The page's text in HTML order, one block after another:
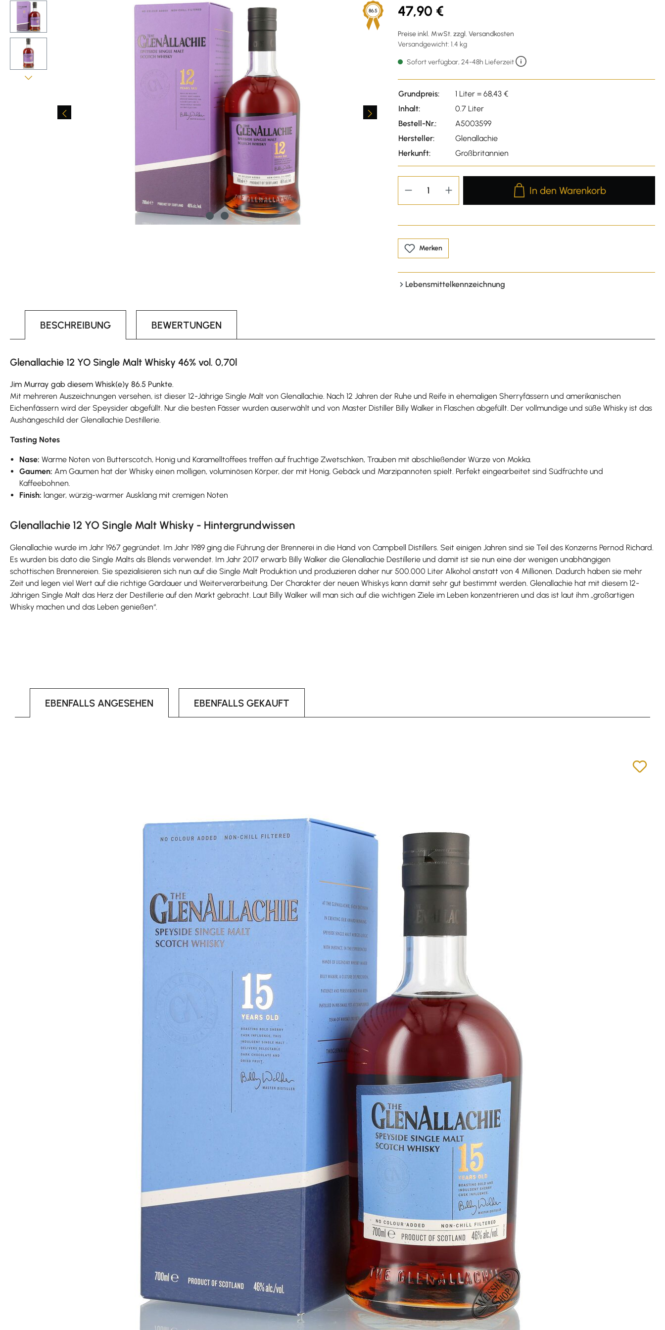
Bildergalerie überspringen
86.5 47,90 €
Preise inkl. MwSt. zzgl. Versandkosten
Versandgewicht: 1.4 kg
Sofort verfügbar, 24-48h Lieferzeit
Grundpreis:
1 Liter = 68,43 €
Inhalt:
0.7 Liter
Bestell-Nr.:
A5003599
Hersteller:
Glenallachie
Herkunft:
Großbritannien
Produkt Anzahl: Gib den
In den Warenkorb
Merken
Lebensmittelkennzeichnung
BESCHREIBUNG BEWERTUNGEN
Glenallachie 12 YO Single Malt Whisky 46% vol. 0,70l
Jim Murray gab diesem Whisk(e)y 86.5 Punkte.
Mit mehreren Auszeichnungen versehen, ist dieser 12-Jährige Single Malt von Glenallachie. Nach 12 Jahren der Ruhe und Reife in ehemaligen Sherryfässern und amerikanischen
Eichenfässern wird der Speysider abgefüllt. Nur die besten Fässer wurden auserwählt und von Master Distiller Billy Walker in Flaschen abgefüllt. Der vollmundige und süße Whisky ist das
Aushängeschild der Glenallachie Destillerie.
Tasting Notes
Nase: Warme Noten von Butterscotch, Honig und Karamelltoffees treffen auf fruchtige Zwetschken, Trauben mit abschließender Würze von Mokka.
Gaumen: Am Gaumen hat der Whisky einen molligen, voluminösen Körper, der mit Honig, Gebäck und Marzipannoten spielt. Perfekt eingearbeitet sind Südfrüchte und
Kaffeebohnen.
Finish: langer, würzig-warmer Ausklang mit cremigen Noten
Glenallachie 12 YO Single Malt Whisky - Hintergrundwissen
Glenallachie wurde im Jahr 1967 gegründet. Im Jahr 1989 ging die Führung der Brennerei in die Hand von Campbell Distillers. Seit einigen Jahren sind sie Teil des Konzerns Pernod Richard.
Es wurden bis dato die Single Malts als Blends verwendet. Im Jahr 2017 erwarb Billy Walker die Glenallachie Destillerie und damit ist sie nun eine der wenigen unabhängigen
schottischen Brennereien. Sie spezialisieren sich nun auf die Single Malt Produktion und produzieren daher nur 500.000 Liter Alkohol anstatt von 4 Millionen. Dadurch haben sie mehr
Zeit und legen viel Wert auf die richtige Gärdauer und Weiterverarbeitung. Der Charakter der neuen Whiskys kann damit sehr gut bestimmt werden. Glenallachie hat mit diesem 12-
Jährigen Single Malt das Herz der Destillerie auf den Markt gebracht. Laut Billy Walker will man sich auf die wichtigen Ziele im Leben konzentrieren und das ist laut ihm „großartigen
Whisky machen und das Leben genießen“.
EBENFALLS ANGESEHEN EBENFALLS GEKAUFT